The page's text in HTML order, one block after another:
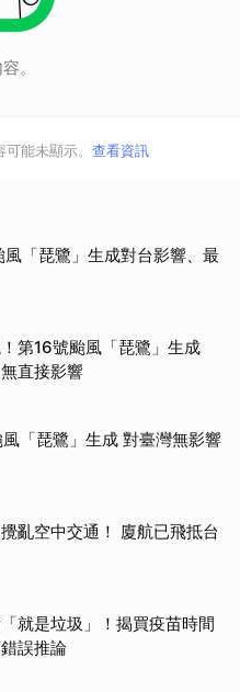
。
能未顯示。 查看資訊
風「琵鷺」生成對台影響、最
第16號颱風「琵鷺」生成
直接影響
「琵鷺」生成 對臺灣無影響
亂空中交通！ 廈航已飛抵台
就是垃圾」！揭買疫苗時間
誤推論